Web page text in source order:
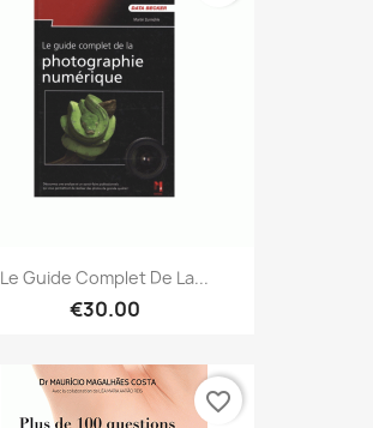
Le Guide Complet De La...
€30.00
favorite_border